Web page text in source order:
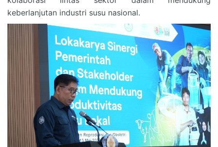
keberlanjutan industri susu nasional.